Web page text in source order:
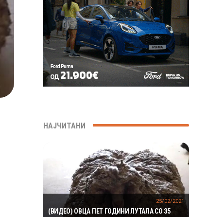
НАЈЧИТАНИ
(ВИДЕО) ОВЦА ПЕТ ГОДИНИ ЛУТАЛА СО 35
25/02/2021